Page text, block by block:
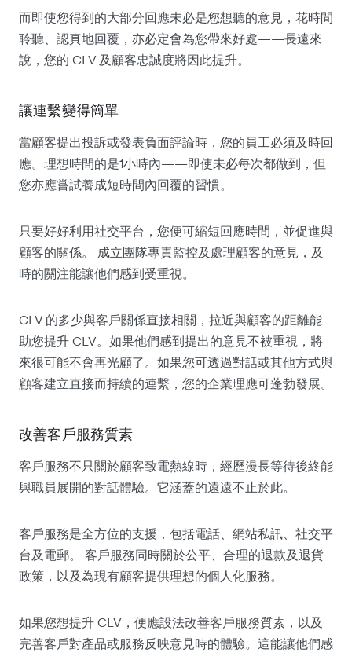
而即使您得到的大部分回應未必是您想聽的意見，花時間
聆聽、認真地回覆，亦必定會為您帶來好處——長遠來
說，您的 CLV 及顧客忠誠度將因此提升。
讓連繫變得簡單
當顧客提出投訴或發表負面評論時，您的員工必須及時回
應。理想時間的是1小時內——即使未必每次都做到，但
您亦應嘗試養成短時間內回覆的習慣。
只要好好利用社交平台，您便可縮短回應時間，並促進與
顧客的關係。 成立團隊專責監控及處理顧客的意見，及
時的關注能讓他們感到受重視。
CLV 的多少與客戶關係直接相關，拉近與顧客的距離能
助您提升 CLV。如果他們感到提出的意見不被重視，將
來很可能不會再光顧了。如果您可透過對話或其他方式與
顧客建立直接而持續的連繫，您的企業理應可蓬勃發展。
改善客戶服務質素
客戶服務不只關於顧客致電熱線時，經歷漫長等待後終能
與職員展開的對話體驗。它涵蓋的遠遠不止於此。
客戶服務是全方位的支援，包括電話、網站私訊、社交平
台及電郵。 客戶服務同時關於公平、合理的退款及退貨
政策，以及為現有顧客提供理想的個人化服務。
如果您想提升 CLV，便應設法改善客戶服務質素，以及
完善客戶對產品或服務反映意見時的體驗。這能讓他們感